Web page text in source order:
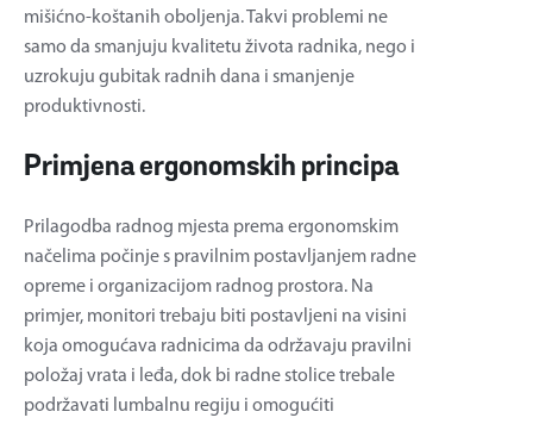
mišićno-koštanih oboljenja. Takvi problemi ne
samo da smanjuju kvalitetu života radnika, nego i
uzrokuju gubitak radnih dana i smanjenje
produktivnosti.
Primjena ergonomskih principa
Prilagodba radnog mjesta prema ergonomskim
načelima počinje s pravilnim postavljanjem radne
opreme i organizacijom radnog prostora. Na
primjer, monitori trebaju biti postavljeni na visini
koja omogućava radnicima da održavaju pravilni
položaj vrata i leđa, dok bi radne stolice trebale
podržavati lumbalnu regiju i omogućiti